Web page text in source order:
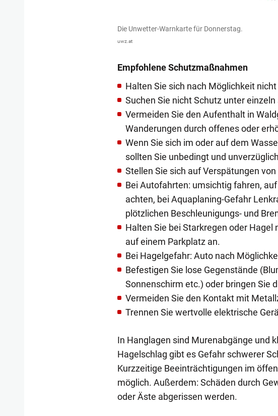
Die Unwetter-Warnkarte für Donnerstag.
uwz.at
Empfohlene Schutzmaßnahmen
Halten Sie sich nach Möglichkeit
Suchen Sie nicht Schutz unter
Vermeiden Sie den Aufenthalt in
Wanderungen durch offenes oder
Wenn Sie sich im oder auf dem
sollten Sie unbedingt und
Stellen Sie sich auf Verspätungen
Bei Autofahrten: umsichtig fahren,
achten, bei Aquaplaning-Gefahr
plötzlichen Beschleunigungs- und
Halten Sie bei Starkregen oder
auf einem Parkplatz an.
Bei Hagelgefahr: Auto nach
Befestigen Sie lose Gegenstände
Sonnenschirm etc.) oder bringen Sie
Vermeiden Sie den Kontakt mit
Trennen Sie wertvolle elektrische
In Hanglagen sind Murenabgänge und
Hagelschlag gibt es Gefahr schwerer
Kurzzeitige Beeinträchtigungen im
möglich. Außerdem: Schäden durch
oder Äste abgerissen werden.